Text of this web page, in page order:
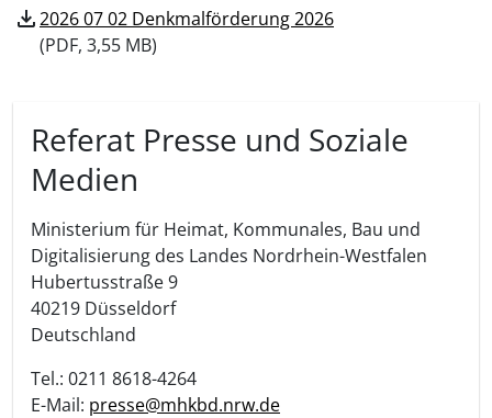
download2026 07 02 Denkmalförderung 2026
(PDF, 3,55 MB)
Referat Presse und Soziale
Medien
Ministerium für Heimat, Kommunales, Bau und
Digitalisierung des Landes Nordrhein-Westfalen
Hubertusstraße 9
40219 Düsseldorf
Deutschland
Tel.: 0211 8618-4264
E-Mail: presse@mhkbd.nrw.de